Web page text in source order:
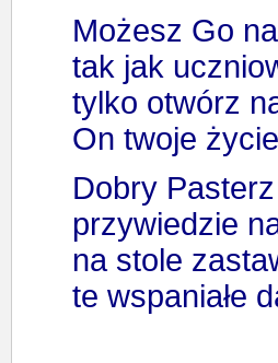
Możesz Go
tak jak
tylko otwórz
On twoje
Dobry
przywiedzie
na stole
te wspaniałe